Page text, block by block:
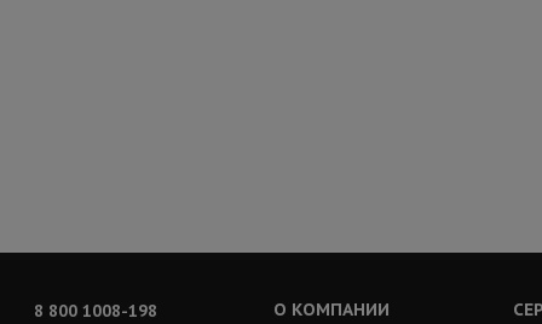
8 800 1008-198
О КОМПАНИИ